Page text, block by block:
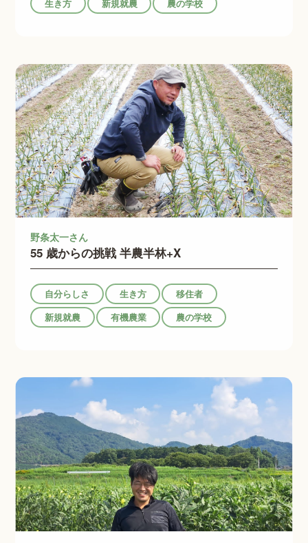
生き方 新規就農 農の学校
野条太一さん
55 歳からの挑戦 半農半林+X
自分らしさ 生き方
移住者
新規就農
有機農業 農の学校